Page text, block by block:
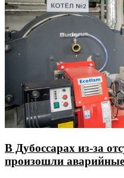
В Дубоссарах из-за
произошли